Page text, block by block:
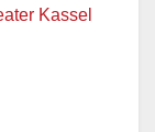
Kassel